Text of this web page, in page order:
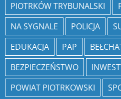
PIOTRKÓW TRYBUNALSKI
NA SYGNALE
POLICJA
EDUKACJA
PAP
BEZPIECZEŃSTWO
POWIAT PIOTRKOWSKI